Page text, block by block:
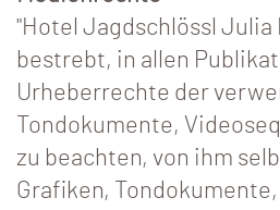
"Hotel Jagdschlössl Julia
bestrebt, in allen
Urheberrechte der
Tondokumente,
zu beachten, von ihm
Grafiken,